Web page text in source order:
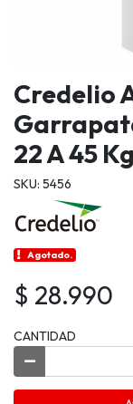
Credelio
22 A 45
SKU: 5456
Agotado.
$ 28.990
CANTIDAD